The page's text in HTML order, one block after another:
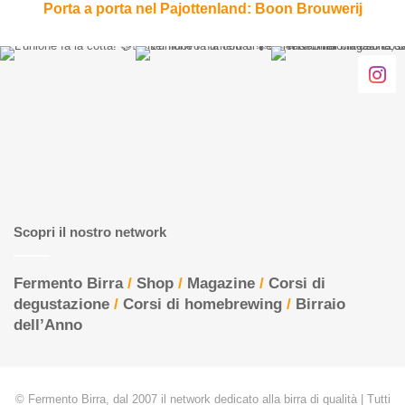
Porta a porta nel Pajottenland: Boon Brouwerij
Scopri il nostro network
Fermento Birra/ Shop / Magazine / Corsi di
degustazione / Corsi di homebrewing / Birraio
dell’Anno
© Fermento Birra, dal 2007 il network dedicato alla birra di qualità | Tutti